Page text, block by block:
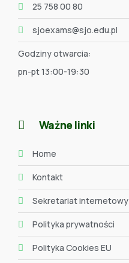
25 758 00 80
sjoexams@sjo.edu.pl
Godziny otwarcia:
pn-pt 13:00-19:30
Ważne linki
Home
Kontakt
Sekretariat internetowy
Polityka prywatności
Polityka Cookies EU